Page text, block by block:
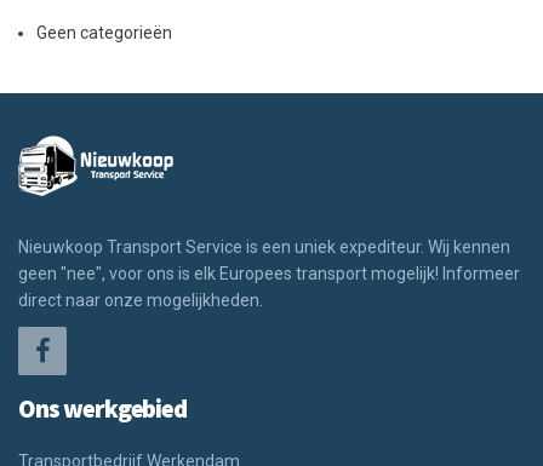
Geen categorieën
Nieuwkoop Transport Service is een uniek expediteur. Wij kennen
geen "nee", voor ons is elk Europees transport mogelijk! Informeer
direct naar onze mogelijkheden.
Ons werkgebied
Transportbedrijf Werkendam